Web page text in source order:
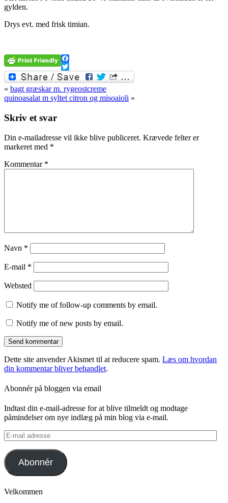
gylden.
Drys evt. med frisk timian.
Facebook
Twitter
« bagt græskar m. rygeostcreme
quinoasalat m syltet citron og misoaioli »
Skriv et svar
Din e-mailadresse vil ikke blive publiceret. Krævede felter er
markeret med *
Kommentar *
Navn *
E-mail *
Websted
Notify me of follow-up comments by email.
Notify me of new posts by email.
Dette site anvender Akismet til at reducere spam. Læs om hvordan
din kommentar bliver behandlet.
Abonnér på bloggen via email
Indtast din e-mail-adresse for at blive tilmeldt og modtage
påmindelser om nye indlæg på min blog via e-mail.
E-
mail
adresse
Abonnér
Velkommen